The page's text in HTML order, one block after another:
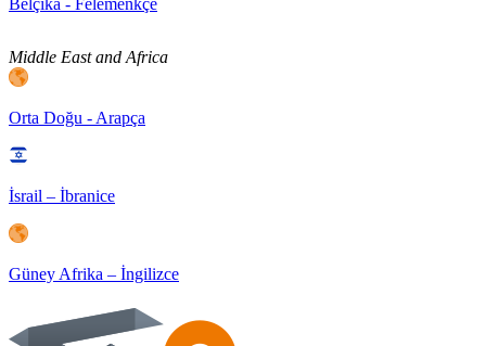
Belçika - Felemenkçe
Middle East and Africa
Orta Doğu - Arapça
İsrail – İbranice
Güney Afrika – İngilizce